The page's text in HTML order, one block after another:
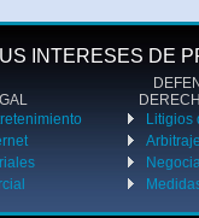
INTERESES DE
Litigios